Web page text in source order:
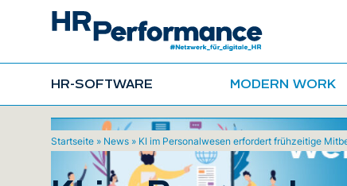
HR-SOFTWARE MODERN WORK
Startseite » News » KI im Personalwesen erfordert frühzeitige